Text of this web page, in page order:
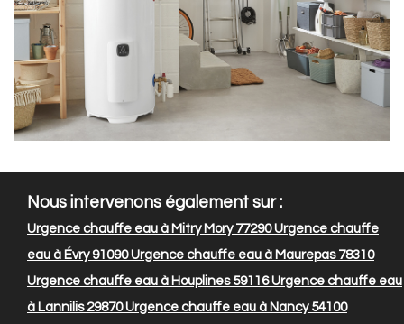
Nous intervenons également sur :
Urgence chauffe eau à Mitry Mory 77290Urgence chauffe
eau à Évry 91090Urgence chauffe eau à Maurepas 78310
Urgence chauffe eau à Houplines 59116Urgence chauffe eau
à Lannilis 29870Urgence chauffe eau à Nancy 54100